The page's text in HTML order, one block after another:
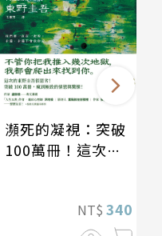
瀕死的凝視：突破
100萬冊！這次的
NT$ 340